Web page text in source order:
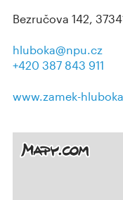
Bezručova 142,
hluboka@npu.cz
+420 387 843 911
www.zamek-